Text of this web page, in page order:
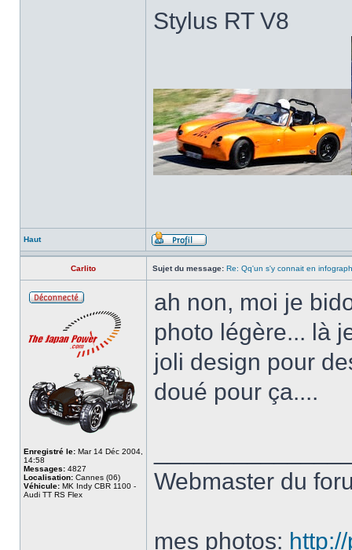
Stylus RT V8
Haut
Carlito Sujet du message: Re: Qq'un s'y connait en
Enregistré le: Mar 14 Déc 2004,
14:58
Messages: 4827
Localisation: Cannes (06)
Véhicule: MK Indy CBR 1100 -
Audi TT RS Flex
ah non, moi je
photo légère... là
joli design pour
doué pour ça....
Webmaster du
mes photos: